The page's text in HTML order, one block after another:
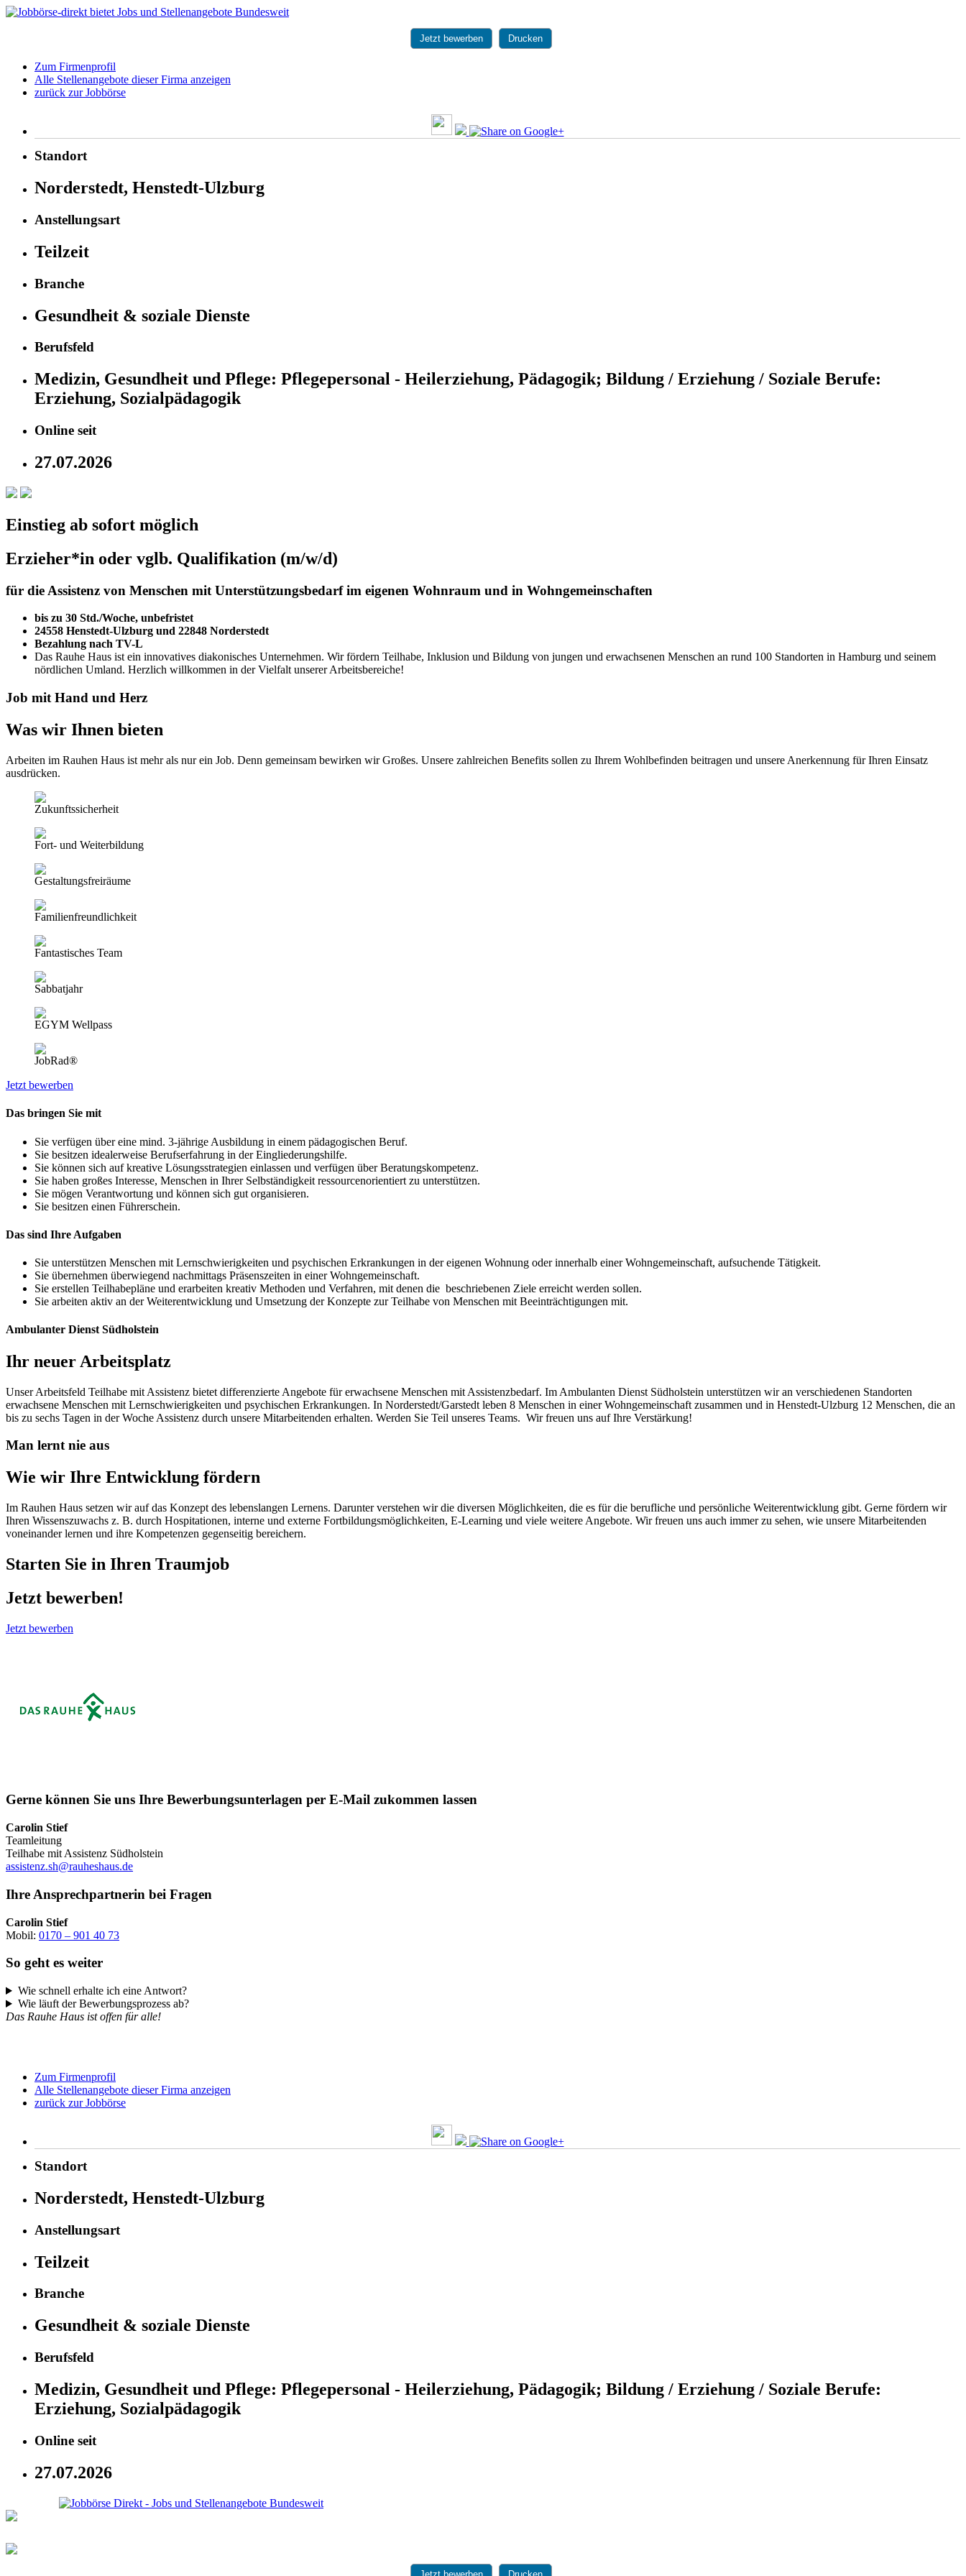
Jetzt bewerben Drucken
Zum Firmenprofil
Alle Stellenangebote dieser Firma anzeigen
zurück zur Jobbörse
Standort
Norderstedt, Henstedt-Ulzburg
Anstellungsart
Teilzeit
Branche
Gesundheit & soziale Dienste
Berufsfeld
Medizin, Gesundheit und Pflege: Pflegepersonal - Heilerziehung, Pädagogik; Bildung / Erziehung / Soziale Berufe:
Erziehung, Sozialpädagogik
Online seit
27.07.2026
Einstieg ab sofort möglich
Erzieher*in oder vglb. Qualifikation (m/w/d)
für die Assistenz von Menschen mit Unterstützungsbedarf im eigenen Wohnraum und in Wohngemeinschaften
bis zu 30 Std./Woche, unbefristet
24558 Henstedt-Ulzburg und 22848 Norderstedt
Bezahlung nach TV-L
Das Rauhe Haus ist ein innovatives diakonisches Unternehmen. Wir fördern Teilhabe, Inklusion und Bildung von jungen und erwachsenen Menschen an rund 100 Standorten in Hamburg und seinem
nördlichen Umland. Herzlich willkommen in der Vielfalt unserer Arbeitsbereiche!
Job mit Hand und Herz
Was wir Ihnen bieten
Arbeiten im Rauhen Haus ist mehr als nur ein Job. Denn gemeinsam bewirken wir Großes. Unsere zahlreichen Benefits sollen zu Ihrem Wohlbefinden beitragen und unsere Anerkennung für Ihren Einsatz
ausdrücken.
Zukunftssicherheit
Fort- und Weiterbildung
Gestaltungsfreiräume
Familienfreundlichkeit
Fantastisches Team
Sabbatjahr
EGYM Wellpass
JobRad®
Jetzt bewerben
Das bringen Sie mit
Sie verfügen über eine mind. 3-jährige Ausbildung in einem pädagogischen Beruf.
Sie besitzen idealerweise Berufserfahrung in der Eingliederungshilfe.
Sie können sich auf kreative Lösungsstrategien einlassen und verfügen über Beratungskompetenz.
Sie haben großes Interesse, Menschen in Ihrer Selbständigkeit ressourcenorientiert zu unterstützen.
Sie mögen Verantwortung und können sich gut organisieren.
Sie besitzen einen Führerschein.
Das sind Ihre Aufgaben
Sie unterstützen Menschen mit Lernschwierigkeiten und psychischen Erkrankungen in der eigenen Wohnung oder innerhalb einer Wohngemeinschaft, aufsuchende Tätigkeit.
Sie übernehmen überwiegend nachmittags Präsenszeiten in einer Wohngemeinschaft.
Sie erstellen Teilhabepläne und erarbeiten kreativ Methoden und Verfahren, mit denen die beschriebenen Ziele erreicht werden sollen.
Sie arbeiten aktiv an der Weiterentwicklung und Umsetzung der Konzepte zur Teilhabe von Menschen mit Beeinträchtigungen mit.
Ambulanter Dienst Südholstein
Ihr neuer Arbeitsplatz
Unser Arbeitsfeld Teilhabe mit Assistenz bietet differenzierte Angebote für erwachsene Menschen mit Assistenzbedarf. Im Ambulanten Dienst Südholstein unterstützen wir an verschiedenen Standorten
erwachsene Menschen mit Lernschwierigkeiten und psychischen Erkrankungen. In Norderstedt/Garstedt leben 8 Menschen in einer Wohngemeinschaft zusammen und in Henstedt-Ulzburg 12 Menschen, die an
bis zu sechs Tagen in der Woche Assistenz durch unsere Mitarbeitenden erhalten. Werden Sie Teil unseres Teams. Wir freuen uns auf Ihre Verstärkung!
Man lernt nie aus
Wie wir Ihre Entwicklung fördern
Im Rauhen Haus setzen wir auf das Konzept des lebenslangen Lernens. Darunter verstehen wir die diversen Möglichkeiten, die es für die berufliche und persönliche Weiterentwicklung gibt. Gerne fördern wir
Ihren Wissenszuwachs z. B. durch Hospitationen, interne und externe Fortbildungsmöglichkeiten, E-Learning und viele weitere Angebote. Wir freuen uns auch immer zu sehen, wie unsere Mitarbeitenden
voneinander lernen und ihre Kompetenzen gegenseitig bereichern.
Starten Sie in Ihren Traumjob
Jetzt bewerben!
Jetzt bewerben
Gerne können Sie uns Ihre Bewerbungsunterlagen per E-Mail zukommen lassen
Carolin Stief
Teamleitung
Teilhabe mit Assistenz Südholstein
assistenz.sh@rauheshaus.de
Ihre Ansprechpartnerin bei Fragen
Carolin Stief
Mobil: 0170 – 901 40 73
So geht es weiter
Wie schnell erhalte ich eine Antwort?
Wie läuft der Bewerbungsprozess ab?
Das Rauhe Haus ist offen für alle!
Zum Firmenprofil
Alle Stellenangebote dieser Firma anzeigen
zurück zur Jobbörse
Standort
Norderstedt, Henstedt-Ulzburg
Anstellungsart
Teilzeit
Branche
Gesundheit & soziale Dienste
Berufsfeld
Medizin, Gesundheit und Pflege: Pflegepersonal - Heilerziehung, Pädagogik; Bildung / Erziehung / Soziale Berufe:
Erziehung, Sozialpädagogik
Online seit
27.07.2026